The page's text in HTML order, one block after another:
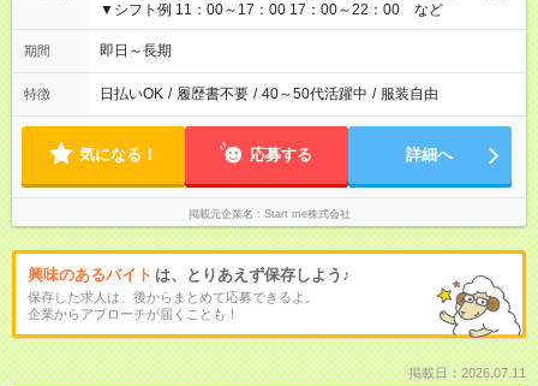
▼シフト例 11：00～17：00 17：00～22：00 など
期間 即日～長期
特徴 日払いOK / 履歴書不要 / 40～50代活躍中 / 服装自由
気になる！ 応募する 詳細へ
掲載元企業名 Start me株式会社
興味のあるバイト は、とりあえず保存しよう♪
保存した求人は、後からまとめて応募できるよ。
企業からアプローチが届くことも！
掲載日：2026.07.11